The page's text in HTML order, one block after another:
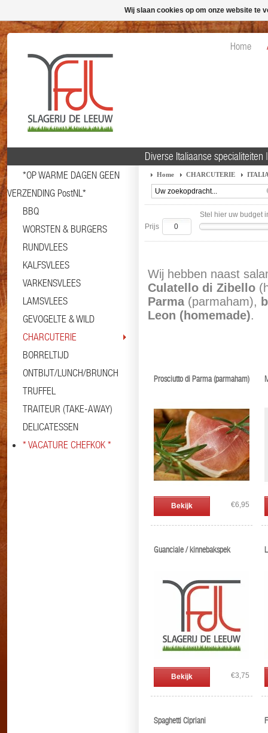
Home
*OP WARME DAGEN GEEN
VERZENDING PostNL*
BBQ
WORSTEN & BURGERS
RUNDVLEES
KALFSVLEES
VARKENSVLEES
LAMSVLEES
GEVOGELTE & WILD
CHARCUTERIE
BORRELTIJD
ONTBIJT/LUNCH/BRUNCH
TRUFFEL
TRAITEUR (TAKE-AWAY)
DELICATESSEN
* VACATURE CHEFKOK *
Diverse Italiaanse
Home CHARCUTERIE
Stel hier uw budget
Prijs
Wij hebben naast
Culatello di Zibello
Parma(parmaham),
Leon (homemade).
Prosciutto di Parma (parmaham)
Bekijk €6,95
Guanciale / kinnebakspek
Bekijk €3,75
Spaghetti Cipriani
Wij slaan cookies op om onze website te